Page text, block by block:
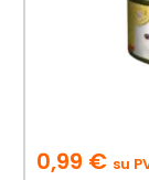
0,99 € su